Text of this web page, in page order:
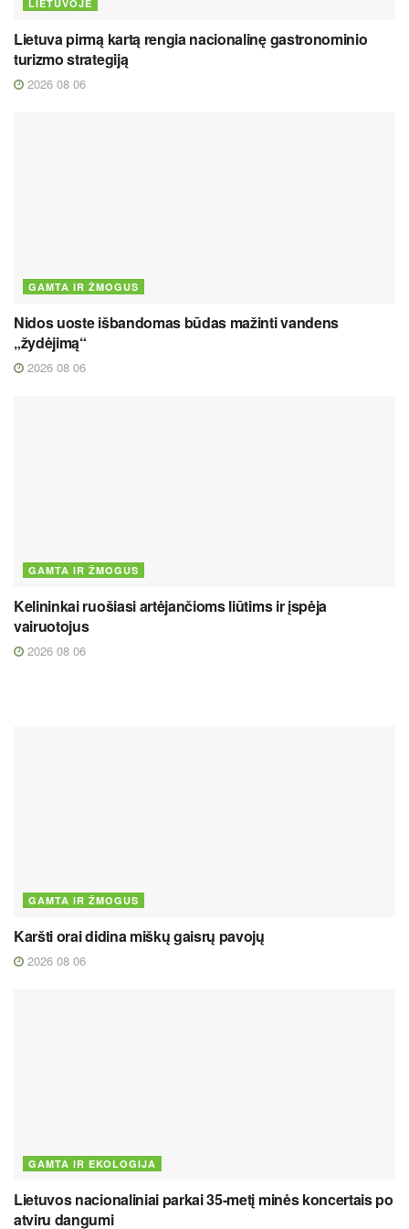
LIETUVOJE
Lietuva pirmą kartą rengia nacionalinę gastronominio
turizmo strategiją
2026 08 06
GAMTA IR ŽMOGUS
Nidos uoste išbandomas būdas mažinti vandens
„žydėjimą“
2026 08 06
GAMTA IR ŽMOGUS
Kelininkai ruošiasi artėjančioms liūtims ir įspėja
vairuotojus
2026 08 06
GAMTA IR ŽMOGUS
Karšti orai didina miškų gaisrų pavojų
2026 08 06
GAMTA IR EKOLOGIJA
Lietuvos nacionaliniai parkai 35-metį minės koncertais po
atviru dangumi